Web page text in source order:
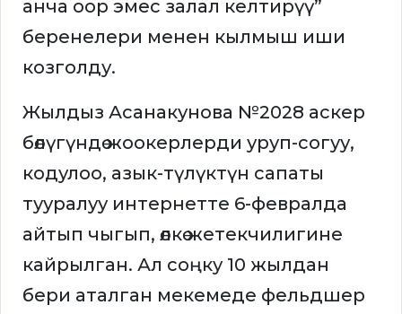
анча оор эмес залал келтирүү”
беренелери менен кылмыш иши
козголду.
Жылдыз Асанакунова №2028 аскер
бөлүгүндө жоокерлерди уруп-согуу,
кодулоо, азык-түлүктүн сапаты
тууралуу интернетте 6-февралда
айтып чыгып, өлкө жетекчилигине
кайрылган. Ал соңку 10 жылдан
бери аталган мекемеде фельдшер